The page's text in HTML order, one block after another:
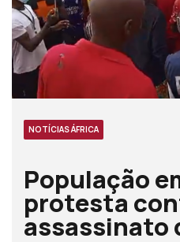
NOTÍCIAS ÁFRICA
População
protesta
assassinato